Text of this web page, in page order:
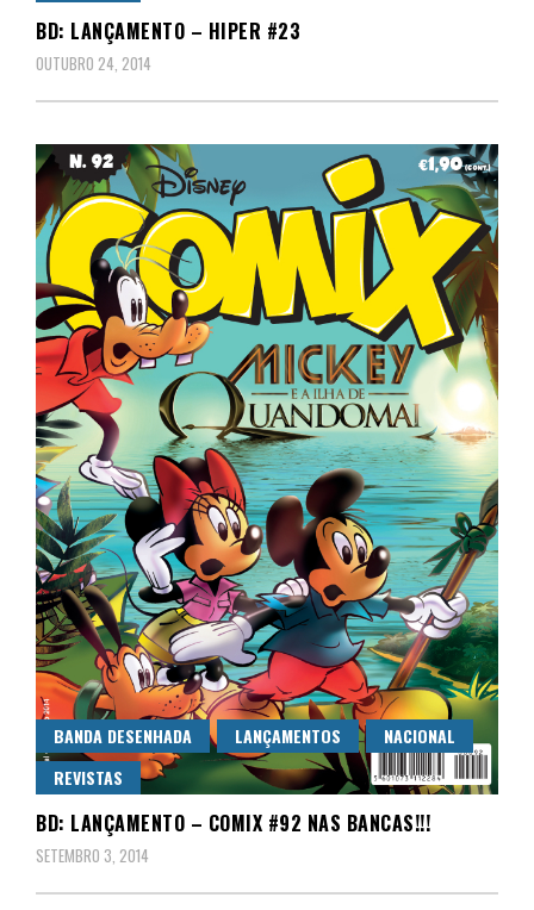
BD: LANÇAMENTO – HIPER #23
OUTUBRO 24, 2014
BANDA DESENHADA LANÇAMENTOS
NACIONAL
REVISTAS
BD: LANÇAMENTO – COMIX #92 NAS BANCAS!!!
SETEMBRO 3, 2014